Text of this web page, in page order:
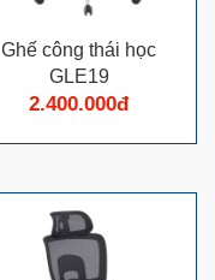
Ghế công thái học
GLE19
2.400.000đ